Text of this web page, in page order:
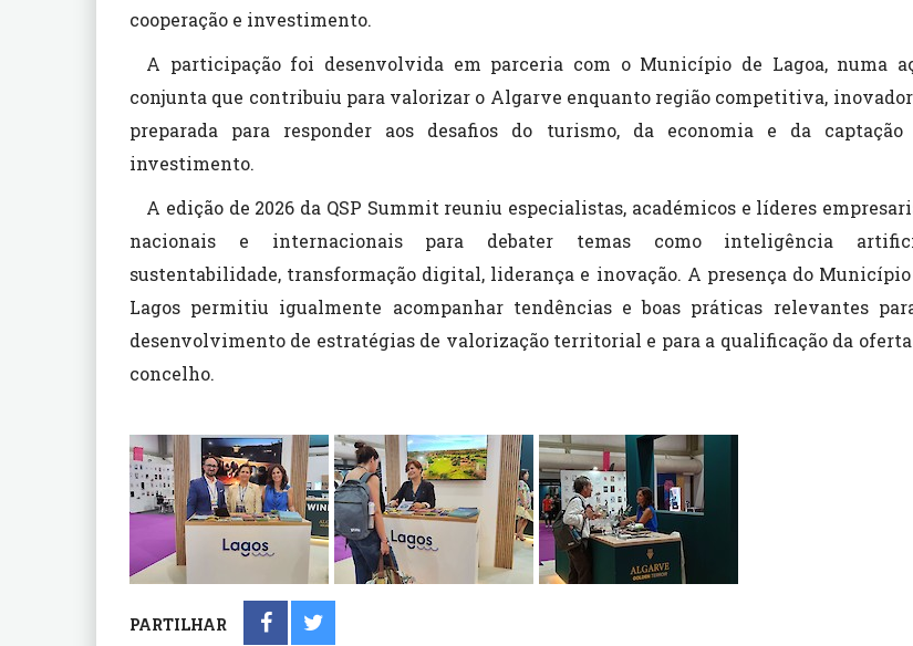
cooperação e investimento.
A participação foi desenvolvida em parceria com o Município de Lagoa, numa
conjunta que contribuiu para valorizar o Algarve enquanto região competitiva,
preparada para responder aos desafios do turismo, da economia e da captação
investimento.
A edição de 2026 da QSP Summit reuniu especialistas, académicos e líderes
nacionais e internacionais para debater temas como inteligência
sustentabilidade, transformação digital, liderança e inovação. A presença do Município
Lagos permitiu igualmente acompanhar tendências e boas práticas relevantes
desenvolvimento de estratégias de valorização territorial e para a qualificação da
concelho.
PARTILHAR